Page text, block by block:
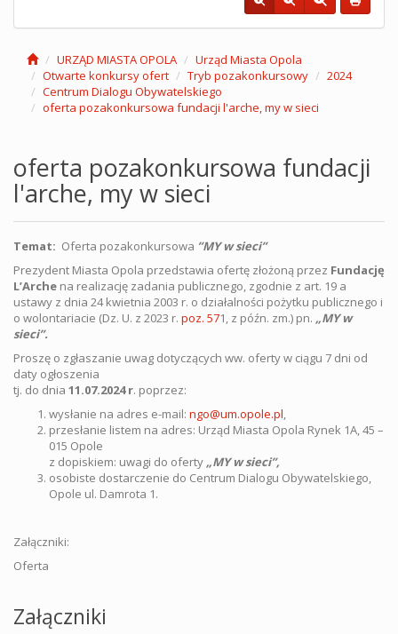
URZĄD MIASTA OPOLA
Urząd Miasta Opola
Otwarte konkursy ofert
Tryb pozakonkursowy
2024
Centrum Dialogu Obywatelskiego
oferta pozakonkursowa fundacji l'arche, my w sieci
oferta pozakonkursowa fundacji
l'arche, my w sieci
Temat: Oferta pozakonkursowa ”MY w sieci”
Prezydent Miasta Opola przedstawia ofertę złożoną przez Fundację
L’Arche na realizację zadania publicznego, zgodnie z art. 19 a
ustawy z dnia 24 kwietnia 2003 r. o działalności pożytku publicznego i
o wolontariacie (Dz. U. z 2023 r. poz. 571, z późn. zm.) pn. „MY w
sieci”.
Proszę o zgłaszanie uwag dotyczących ww. oferty w ciągu 7 dni od
daty ogłoszenia
tj. do dnia 11.07.2024 r. poprzez:
wysłanie na adres e-mail: ngo@um.opole.pl,
przesłanie listem na adres: Urząd Miasta Opola Rynek 1A, 45 –
015 Opole
z dopiskiem: uwagi do oferty „MY w sieci”,
osobiste dostarczenie do Centrum Dialogu Obywatelskiego,
Opole ul. Damrota 1.
Załączniki:
Oferta
Załączniki